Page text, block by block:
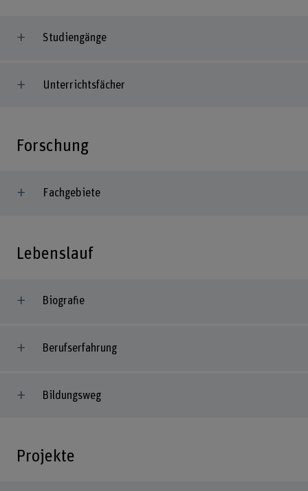
Studiengänge
Unterrichtsfächer
Forschung
Fachgebiete
Lebenslauf
Biografie
Berufserfahrung
Bildungsweg
Projekte